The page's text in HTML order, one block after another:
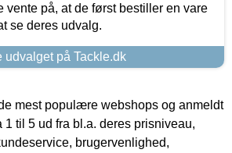
vente på, at de først bestiller en vare
se deres udvalg.
udvalget på Tackle.dk
mest populære webshops og anmeldt
1 til 5 ud fra bl.a. deres prisniveau,
brugervenlighed,